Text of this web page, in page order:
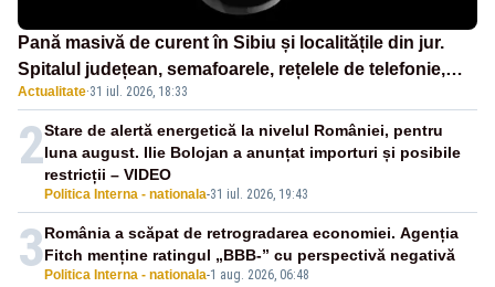
Pană masivă de curent în Sibiu și localitățile din jur.
Spitalul județean, semafoarele, rețelele de telefonie,
grav afectate
Actualitate·31 iul. 2026, 18:33
2
Politica Interna - nationala-31 iul. 2026, 19:43
Stare de alertă energetică la nivelul României, pentru
luna august. Ilie Bolojan a anunțat importuri și posibile
restricții – VIDEO
3 Politica Interna - nationala-1 aug. 2026, 06:48
România a scăpat de retrogradarea economiei. Agenția
Fitch menține ratingul „BBB-” cu perspectivă negativă